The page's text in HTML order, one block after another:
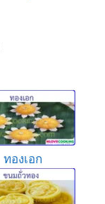
ทองเอก